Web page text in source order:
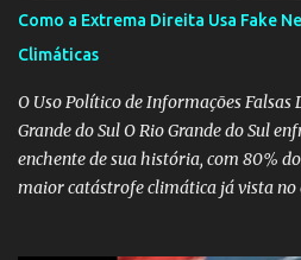
Como a Extrema Direita Usa Fake
Climáticas
O Uso Político de Informações Falsas
Grande do Sul O Rio Grande do Sul
enchente de sua história, com 80%
maior catástrofe climática já vista no